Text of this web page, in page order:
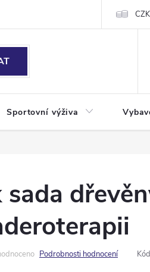
CZK
Sportovní výživa
sada
Podrobnosti hodnocení